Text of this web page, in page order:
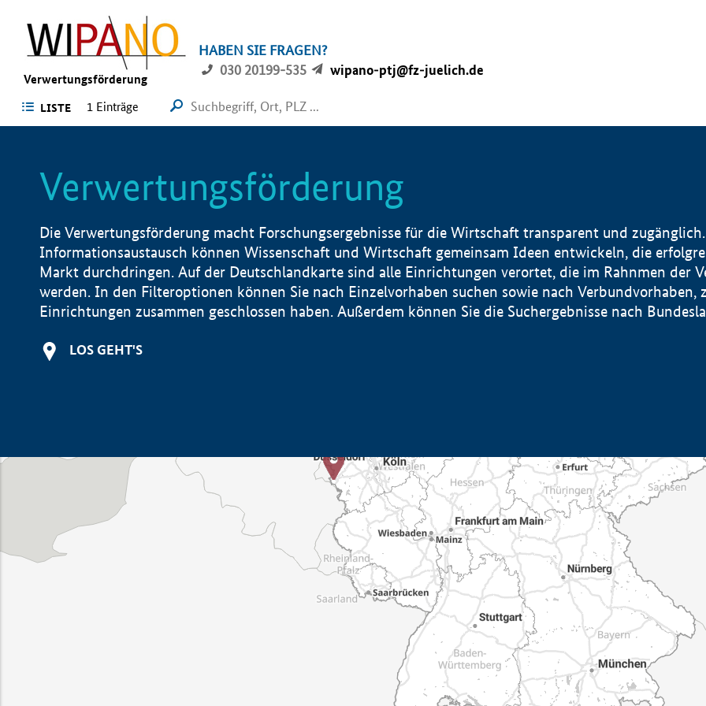
Verwertungsförderung
HABEN SIE FRAGEN?
030 20199-535
wipano-ptj@fz-juelich.de
LISTE 1 Einträge
Verwertungsförderung
Die Verwertungsförderung macht Forschungsergebnisse für die Wirtschaft transparent und
Informationsaustausch können Wissenschaft und Wirtschaft gemeinsam Ideen entwickeln, die
Markt durchdringen. Auf der Deutschlandkarte sind alle Einrichtungen verortet, die im Rahnmen der
werden. In den Filteroptionen können Sie nach Einzelvorhaben suchen sowie nach Verbundvorhaben,
Einrichtungen zusammen geschlossen haben. Außerdem können Sie die Suchergebnisse nach
LOS GEHT'S